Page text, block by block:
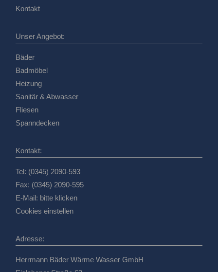
Kontakt
Unser Angebot:
Bäder
Badmöbel
Heizung
Sanitär & Abwasser
Fliesen
Spanndecken
Kontakt:
Tel: (0345) 2090-593
Fax: (0345) 2090-595
E-Mail: bitte klicken
Cookies einstellen
Adresse:
Herrmann Bäder Wärme Wasser GmbH